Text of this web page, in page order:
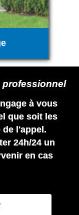
professionnel
à vous
que soit les
l'appel.
24h/24 un
en cas